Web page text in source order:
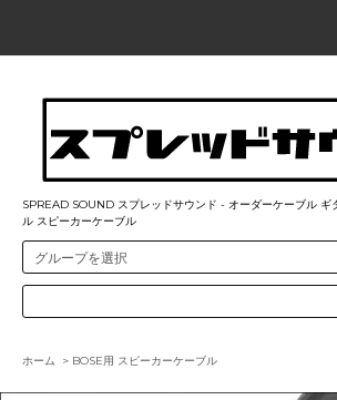
SPREAD SOUND スプレッドサウンド - オーダーケーブル ギ
ル スピーカーケーブル
ホーム > BOSE用 スピーカーケーブル